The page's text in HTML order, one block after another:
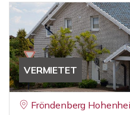
VERMIETET
Fröndenberg